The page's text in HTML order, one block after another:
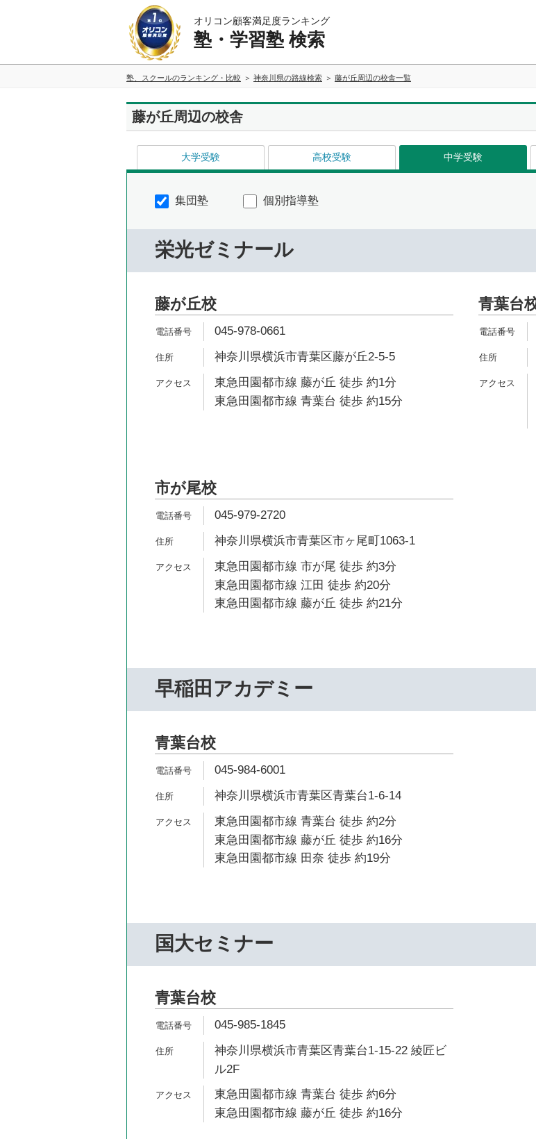
オリコン顧客満足度ランキング
塾・学習塾 検索
塾、スクールのランキング・比較 神奈川県の路線検索 藤が丘周辺の校舎一覧
藤が丘周辺の校舎
大学受験 高校受験 中学受験
集団塾 個別指導塾
栄光ゼミナール
藤が丘校
045-978-0661
神奈川県横浜市青葉区藤が丘2-5-5
東急田園都市線 藤が丘 徒歩 約1分
東急田園都市線 青葉台 徒歩 約15分
青葉台
市が尾校
045-979-2720
神奈川県横浜市青葉区市ヶ尾町1063-1
東急田園都市線 市が尾 徒歩 約3分
東急田園都市線 江田 徒歩 約20分
東急田園都市線 藤が丘 徒歩 約21分
早稲田アカデミー
青葉台校
045-984-6001
神奈川県横浜市青葉区青葉台1-6-14
東急田園都市線 青葉台 徒歩 約2分
東急田園都市線 藤が丘 徒歩 約16分
東急田園都市線 田奈 徒歩 約19分
国大セミナー
青葉台校
045-985-1845
神奈川県横浜市青葉区青葉台1-15-22 綾匠ビ
ル2F
東急田園都市線 青葉台 徒歩 約6分
東急田園都市線 藤が丘 徒歩 約16分